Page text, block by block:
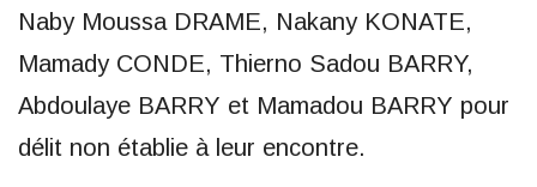
Naby Moussa DRAME, Nakany KONATE,
Mamady CONDE, Thierno Sadou BARRY,
Abdoulaye BARRY et Mamadou BARRY pour
délit non établie à leur encontre.